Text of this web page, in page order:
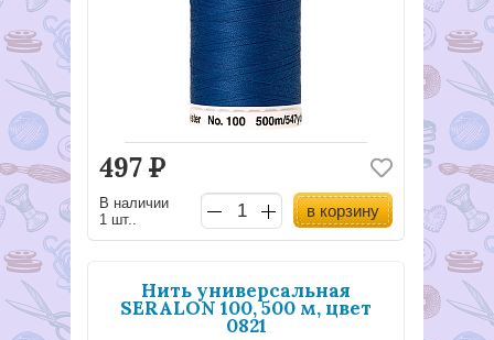
497Р
В наличии
1 шт..
в корзину
Нить универсальная
SERALON 100, 500 м, цвет
0821